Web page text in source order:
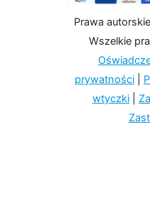
Prawa
Wszelkie
prywatności
wtyczki